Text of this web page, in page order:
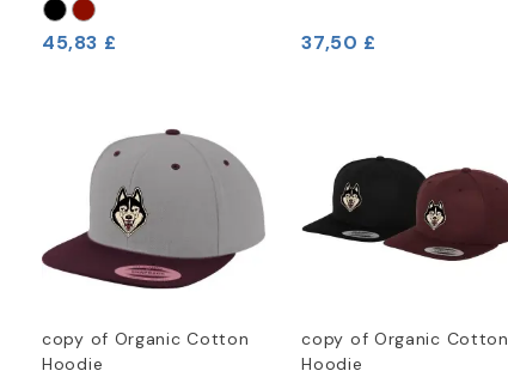
45,83 £ 37,50 £
copy of Organic Cotton
Hoodie
copy of Organic Cotton
Hoodie